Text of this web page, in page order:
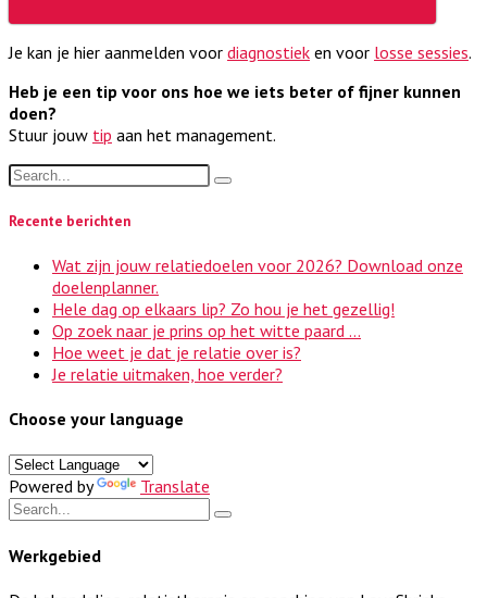
Je kan je hier aanmelden voor diagnostiek en voor losse sessies.
Heb je een tip voor ons hoe we iets beter of fijner kunnen
doen?
Stuur jouw tip aan het management.
Recente berichten
Wat zijn jouw relatiedoelen voor 2026? Download onze
doelenplanner.
Hele dag op elkaars lip? Zo hou je het gezellig!
Op zoek naar je prins op het witte paard …
Hoe weet je dat je relatie over is?
Je relatie uitmaken, hoe verder?
Choose your language
Powered by Translate
Werkgebied